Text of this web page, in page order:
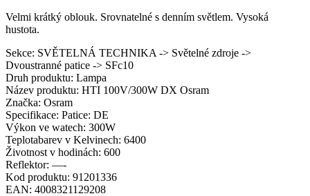
Velmi krátký oblouk. Srovnatelné s denním světlem. Vysoká
hustota.
Sekce: SVĚTELNÁ TECHNIKA -> Světelné zdroje ->
Dvoustranné patice -> SFc10
Druh produktu: Lampa
Název produktu: HTI 100V/300W DX Osram
Značka: Osram
Specifikace: Patice: DE
Výkon ve watech: 300W
Teplotabarev v Kelvinech: 6400
Životnost v hodinách: 600
Reflektor: —-
Kod produktu: 91201336
EAN: 4008321129208